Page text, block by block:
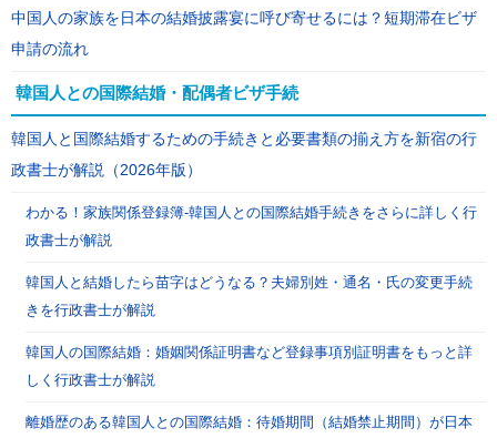
中国人の家族を日本の結婚披露宴に呼び寄せるには？短期滞在ビザ
申請の流れ
韓国人との国際結婚・配偶者ビザ手続
韓国人と国際結婚するための手続きと必要書類の揃え方を新宿の行
政書士が解説（2026年版）
わかる！家族関係登録簿-韓国人との国際結婚手続きをさらに詳しく行
政書士が解説
韓国人と結婚したら苗字はどうなる？夫婦別姓・通名・氏の変更手続
きを行政書士が解説
韓国人の国際結婚：婚姻関係証明書など登録事項別証明書をもっと詳
しく行政書士が解説
離婚歴のある韓国人との国際結婚：待婚期間（結婚禁止期間）が日本